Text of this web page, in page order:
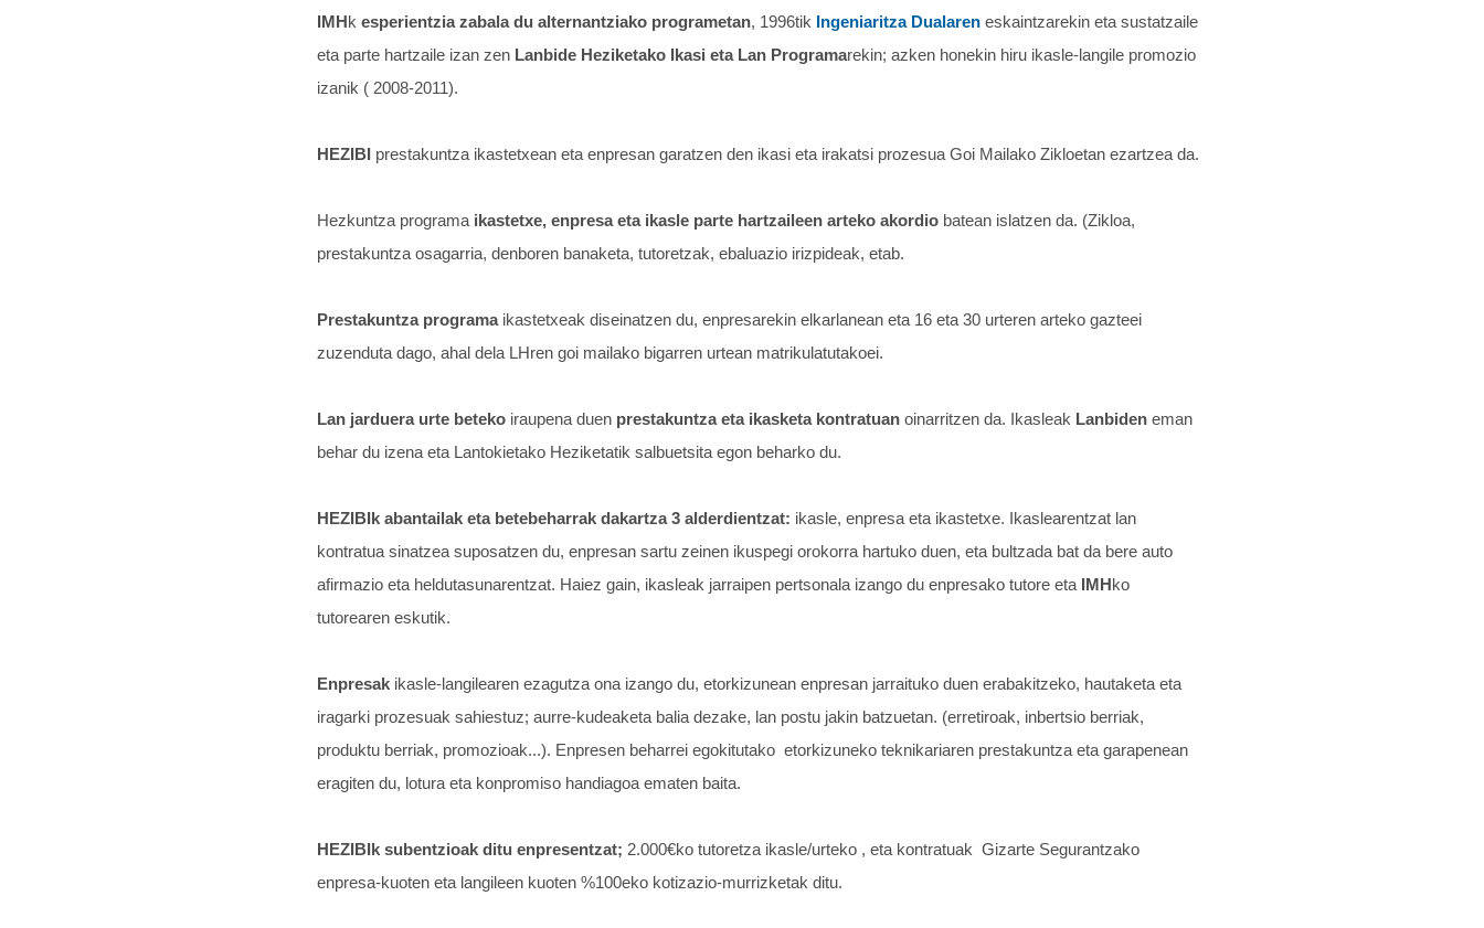
IMHk esperientzia zabala du alternantziako programetan, 1996tik Ingeniaritza Dualaren eskaintzarekin eta sustatzaile
eta parte hartzaile izan zen Lanbide Heziketako Ikasi eta Lan Programarekin; azken honekin hiru ikasle-langile promozio
izanik ( 2008-2011).
HEZIBI prestakuntza ikastetxean eta enpresan garatzen den ikasi eta irakatsi prozesua Goi Mailako Zikloetan ezartzea da.
Hezkuntza programa ikastetxe, enpresa eta ikasle parte hartzaileen arteko akordio batean islatzen da. (Zikloa,
prestakuntza osagarria, denboren banaketa, tutoretzak, ebaluazio irizpideak, etab.
Prestakuntza programaikastetxeak diseinatzen du, enpresarekin elkarlanean eta 16 eta 30 urteren arteko gazteei
zuzenduta dago, ahal dela LHren goi mailako bigarren urtean matrikulatutakoei.
Lan jarduera urte beteko iraupena duen prestakuntza eta ikasketa kontratuan oinarritzen da. Ikasleak Lanbiden eman
behar du izena eta Lantokietako Heziketatik salbuetsita egon beharko du.
HEZIBIk abantailak eta betebeharrak dakartza 3 alderdientzat: ikasle, enpresa eta ikastetxe. Ikaslearentzat lan
kontratua sinatzea suposatzen du, enpresan sartu zeinen ikuspegi orokorra hartuko duen, eta bultzada bat da bere auto
afirmazio eta heldutasunarentzat. Haiez gain, ikasleak jarraipen pertsonala izango du enpresako tutore eta IMHko
tutorearen eskutik.
Enpresak ikasle-langilearen ezagutza ona izango du, etorkizunean enpresan jarraituko duen erabakitzeko, hautaketa eta
iragarki prozesuak sahiestuz; aurre-kudeaketa balia dezake, lan postu jakin batzuetan. (erretiroak, inbertsio berriak,
produktu berriak, promozioak...). Enpresen beharrei egokitutako etorkizuneko teknikariaren prestakuntza eta garapenean
eragiten du, lotura eta konpromiso handiagoa ematen baita.
HEZIBIk subentzioak ditu enpresentzat; 2.000€ko tutoretza ikasle/urteko , eta kontratuak Gizarte Segurantzako
enpresa-kuoten eta langileen kuoten %100eko kotizazio-murrizketak ditu.